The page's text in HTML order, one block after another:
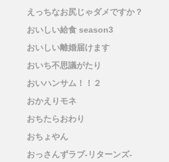
えっちなお尻じゃダメですか？
おいしい給食 season3
おいしい離婚届けます
おいち不思議がたり
おいハンサム！！２
おかえりモネ
おちたらおわり
おちょやん
おっさんずラブ-リターンズ-